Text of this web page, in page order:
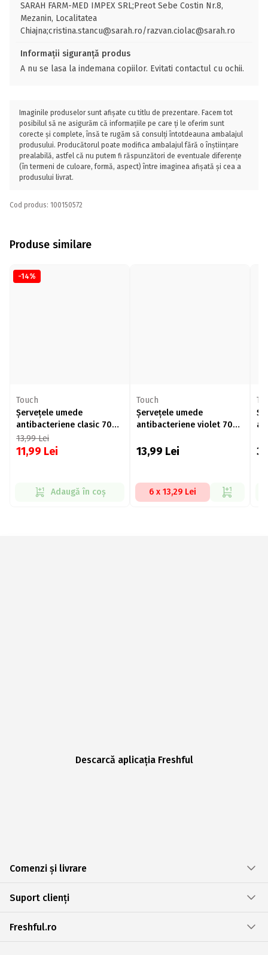
SARAH FARM-MED IMPEX SRL;Preot Sebe Costin Nr.8,
Mezanin, Localitatea
Chiajna;cristina.stancu@sarah.ro/razvan.ciolac@sarah.ro
Informații siguranță produs
A nu se lasa la indemana copiilor. Evitati contactul cu ochii.
Imaginile produselor sunt afișate cu titlu de prezentare. Facem tot
posibilul să ne asigurăm că informațiile pe care ți le oferim sunt
corecte și complete, însă te rugăm să consulți întotdeauna ambalajul
produsului. Producătorul poate modifica ambalajul fără o înștiințare
prealabilă, astfel că nu putem fi răspunzători de eventuale diferențe
(în termeni de culoare, formă, aspect) între imaginea afișată și cea a
produsului livrat.
Cod produs: 100150572
Produse similare
-14%
Touch
Șervețele umede
antibacteriene clasic 70
buc
13,99Lei
11,99 Lei
Adaugă în coș
Touch
Șervețele umede
antibacteriene violet 70
13,99 Lei
6 x 13,29 Lei
Descarcă aplicația Freshful
Comenzi și livrare
Suport clienți
Freshful.ro